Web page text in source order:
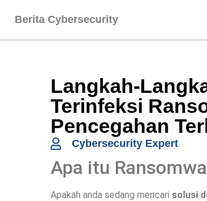
Berita Cybersecurity
Langkah-
Terinfeksi
Pencegahan
Cybersecurity Expert
Apa itu
Apakah anda sedang mencari solusi